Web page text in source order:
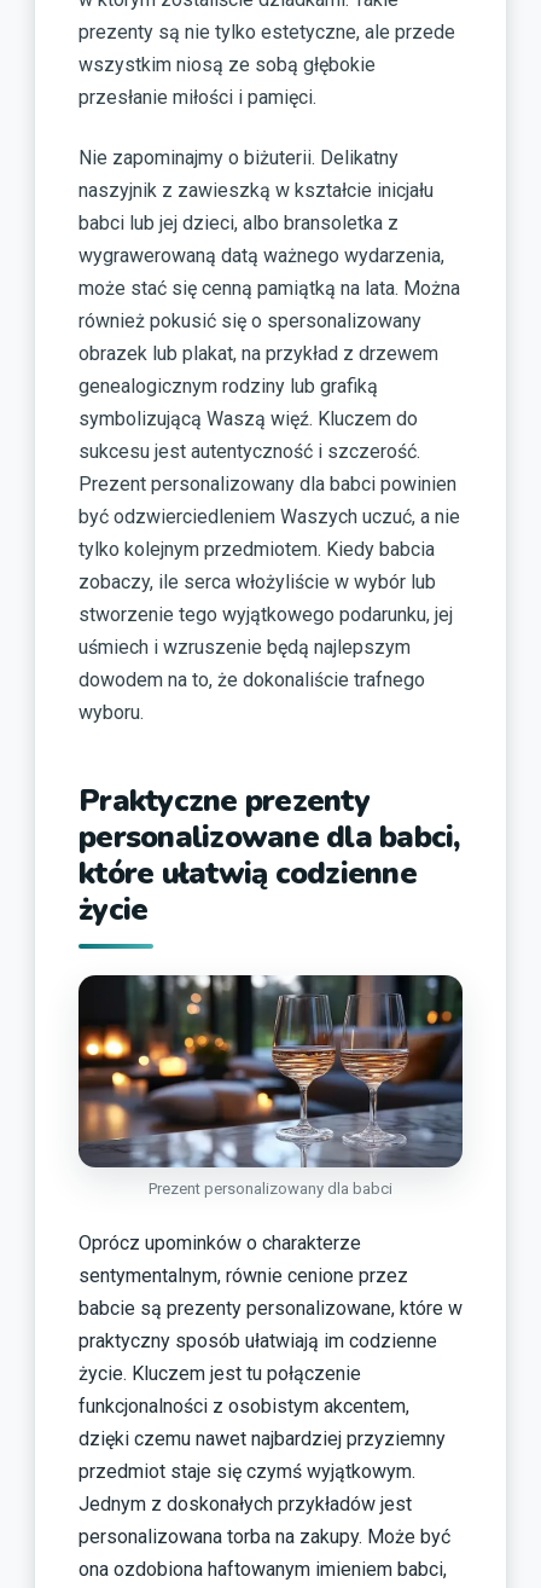
prezenty są nie tylko estetyczne, ale przede
wszystkim niosą ze sobą głębokie
przesłanie miłości i pamięci.
Nie zapominajmy o biżuterii. Delikatny
naszyjnik z zawieszką w kształcie inicjału
babci lub jej dzieci, albo bransoletka z
wygrawerowaną datą ważnego wydarzenia,
może stać się cenną pamiątką na lata. Można
również pokusić się o spersonalizowany
obrazek lub plakat, na przykład z drzewem
genealogicznym rodziny lub grafiką
symbolizującą Waszą więź. Kluczem do
sukcesu jest autentyczność i szczerość.
Prezent personalizowany dla babci powinien
być odzwierciedleniem Waszych uczuć, a nie
tylko kolejnym przedmiotem. Kiedy babcia
zobaczy, ile serca włożyliście w wybór lub
stworzenie tego wyjątkowego podarunku, jej
uśmiech i wzruszenie będą najlepszym
dowodem na to, że dokonaliście trafnego
wyboru.
Praktyczne prezenty
personalizowane dla babci,
które ułatwią codzienne
życie
Prezent personalizowany dla babci
Oprócz upominków o charakterze
sentymentalnym, równie cenione przez
babcie są prezenty personalizowane, które w
praktyczny sposób ułatwiają im codzienne
życie. Kluczem jest tu połączenie
funkcjonalności z osobistym akcentem,
dzięki czemu nawet najbardziej przyziemny
przedmiot staje się czymś wyjątkowym.
Jednym z doskonałych przykładów jest
personalizowana torba na zakupy. Może być
ona ozdobiona haftowanym imieniem babci,